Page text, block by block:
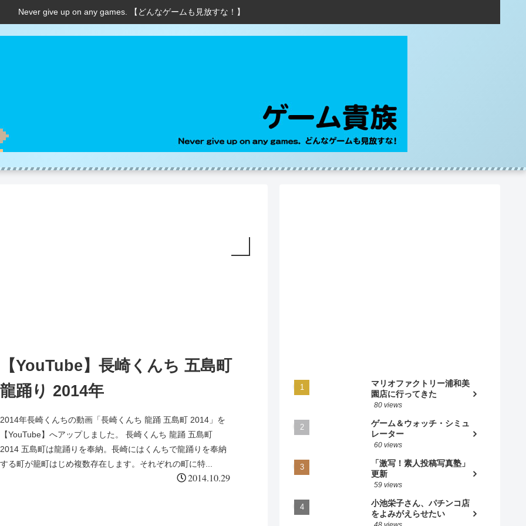
Never give up on any games. 【どんなゲームも見放すな！】
【YouTube】長崎くんち 五島町
龍踊り 2014年
2014年長崎くんちの動画「長崎くんち 龍踊 五島町 2014」を
【YouTube】へアップしました。 長崎くんち 龍踊 五島町
2014 五島町は龍踊りを奉納。長崎にはくんちで龍踊りを奉納
する町が籠町はじめ複数存在します。それぞれの町に特...
2014.10.29
マリオファクトリー浦和美
園店に行ってきた
80 views
ゲーム＆ウォッチ・シミュ
レーター
60 views
「激写！素人投稿写真塾」
更新
59 views
小池栄子さん、パチンコ店
をよみがえらせたい